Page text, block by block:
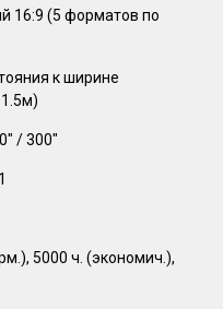
16:9 (5 форматов по
к ширине
/ 300"‎
5000 ч. (экономич.),